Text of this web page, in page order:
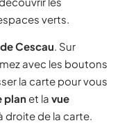
verts.
Cescau. Sur
avec les boutons
la carte pour vous
planet la vue
droite de la carte.